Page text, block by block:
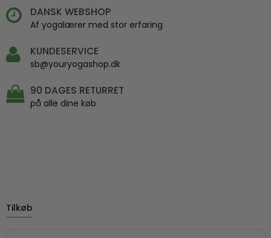
DANSK WEBSHOP
Af yogalærer med stor erfaring
KUNDESERVICE
sb@youryogashop.dk
90 DAGES RETURRET
på alle dine køb
Tilkøb